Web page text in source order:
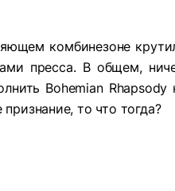
комбинезоне
пресса. В общем,
Bohemian
то что тогда?